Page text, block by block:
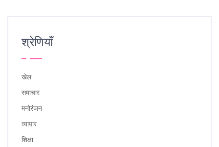
श्रेणियाँ
खेल
समाचार
मनोरंजन
व्यापार
शिक्षा